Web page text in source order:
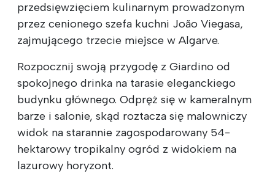
przedsięwzięciem kulinarnym prowadzonym
przez cenionego szefa kuchni João Viegasa,
zajmującego trzecie miejsce w Algarve.
Rozpocznij swoją przygodę z Giardino od
spokojnego drinka na tarasie eleganckiego
budynku głównego. Odpręż się w kameralnym
barze i salonie, skąd roztacza się malowniczy
widok na starannie zagospodarowany 54-
hektarowy tropikalny ogród z widokiem na
lazurowy horyzont.